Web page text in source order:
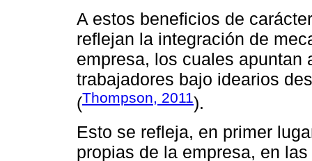
A estos beneficios de
reflejan la integración de
empresa, los cuales apuntan
trabajadores bajo idearios
(Thompson, 2011).
Esto se refleja, en primer
propias de la empresa, en